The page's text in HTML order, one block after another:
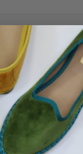
No hay
Cambios y devoluciones
plazo límite.